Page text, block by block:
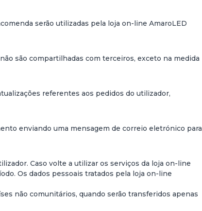
serão utilizadas pela loja on-line AmaroLED
são compartilhadas com terceiros, exceto na medida
referentes aos pedidos do utilizador,
enviando uma mensagem de correio eletrónico para
Caso volte a utilizar os serviços da loja on-line
Os dados pessoais tratados pela loja on-line
não comunitários, quando serão transferidos apenas